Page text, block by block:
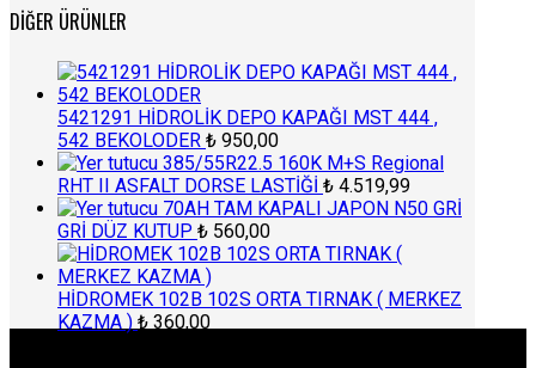
DIĞER ÜRÜNLER
5421291 HİDROLİK DEPO KAPAĞI MST 444 ,
542 BEKOLODER ₺ 950,00
385/55R22.5 160K M+S Regional
RHT II ASFALT DORSE LASTİĞİ ₺ 4.519,99
70AH TAM KAPALI JAPON N50 GRİ
GRİ DÜZ KUTUP ₺ 560,00
HİDROMEK 102B 102S ORTA TIRNAK ( MERKEZ
KAZMA ) ₺ 360,00